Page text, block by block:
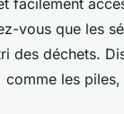
vous que les
des déchets.
les